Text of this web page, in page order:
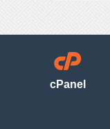
cPanel